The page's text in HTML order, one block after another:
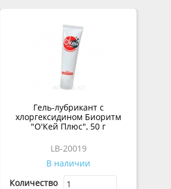
Гель-лубрикант с
хлоргексидином Биоритм
"О'Кей Плюс", 50 г
LB-20019
В наличии
Количество